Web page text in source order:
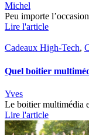
Michel
Peu importe
Lire l'article
Cadeaux High-Tech,
Quel boitier
Yves
Le boitier multimédia
Lire l'article